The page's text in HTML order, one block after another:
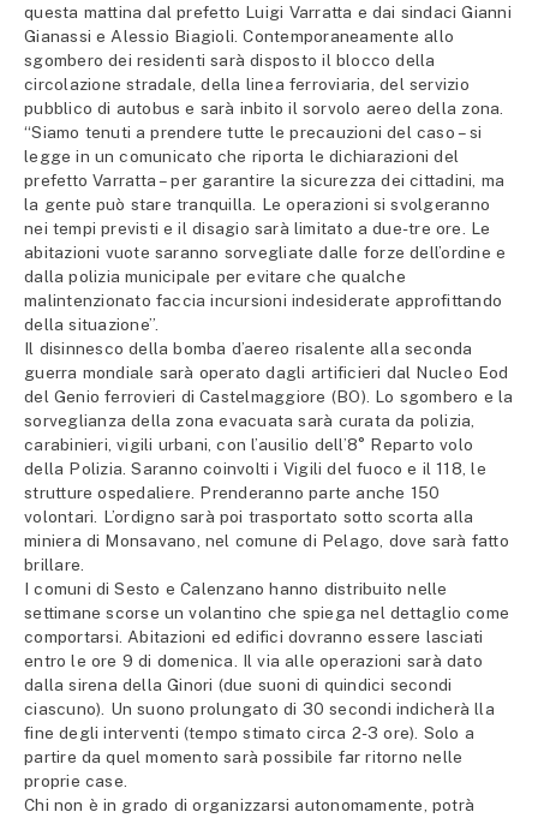
questa mattina dal prefetto Luigi Varratta e dai sindaci Gianni
Gianassi e Alessio Biagioli. Contemporaneamente allo
sgombero dei residenti sarà disposto il blocco della
circolazione stradale, della linea ferroviaria, del servizio
pubblico di autobus e sarà inbito il sorvolo aereo della zona.
“Siamo tenuti a prendere tutte le precauzioni del caso – si
legge in un comunicato che riporta le dichiarazioni del
prefetto Varratta – per garantire la sicurezza dei cittadini, ma
la gente può stare tranquilla. Le operazioni si svolgeranno
nei tempi previsti e il disagio sarà limitato a due-tre ore. Le
abitazioni vuote saranno sorvegliate dalle forze dell’ordine e
dalla polizia municipale per evitare che qualche
malintenzionato faccia incursioni indesiderate approfittando
della situazione”.
Il disinnesco della bomba d’aereo risalente alla seconda
guerra mondiale sarà operato dagli artificieri dal Nucleo Eod
del Genio ferrovieri di Castelmaggiore (BO). Lo sgombero e la
sorveglianza della zona evacuata sarà curata da polizia,
carabinieri, vigili urbani, con l’ausilio dell’8° Reparto volo
della Polizia. Saranno coinvolti i Vigili del fuoco e il 118, le
strutture ospedaliere. Prenderanno parte anche 150
volontari. L’ordigno sarà poi trasportato sotto scorta alla
miniera di Monsavano, nel comune di Pelago, dove sarà fatto
brillare.
I comuni di Sesto e Calenzano hanno distribuito nelle
settimane scorse un volantino che spiega nel dettaglio come
comportarsi. Abitazioni ed edifici dovranno essere lasciati
entro le ore 9 di domenica. Il via alle operazioni sarà dato
dalla sirena della Ginori (due suoni di quindici secondi
ciascuno). Un suono prolungato di 30 secondi indicherà lla
fine degli interventi (tempo stimato circa 2-3 ore). Solo a
partire da quel momento sarà possibile far ritorno nelle
proprie case.
Chi non è in grado di organizzarsi autonomamente, potrà